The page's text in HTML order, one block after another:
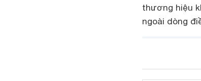
thương hiệu
ngoài dòng